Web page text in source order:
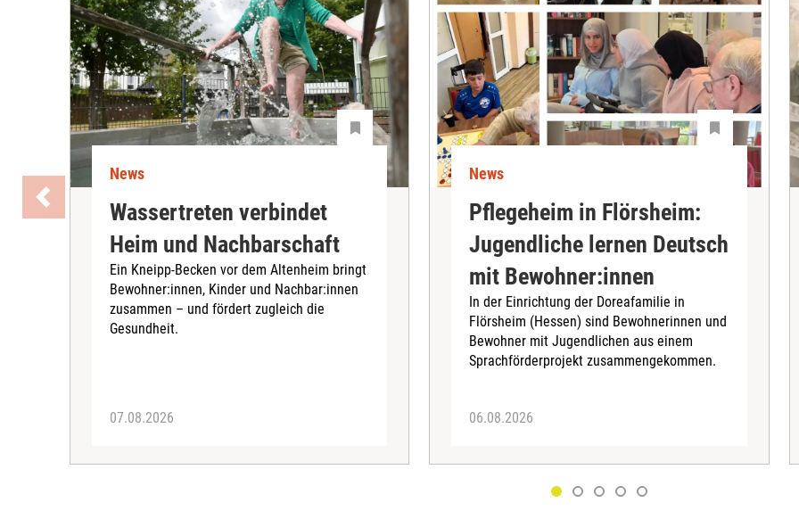
News
Wassertreten verbindet
Heim und Nachbarschaft
Ein Kneipp-Becken vor dem Altenheim bringt
Bewohner:innen, Kinder und Nachbar:innen
zusammen – und fördert zugleich die
Gesundheit.
07.08.2026
News
Pflegeheim in Flörsheim:
Jugendliche lernen Deutsch
mit Bewohner:innen
In der Einrichtung der Doreafamilie in
Flörsheim (Hessen) sind Bewohnerinnen und
Bewohner mit Jugendlichen aus einem
Sprachförderprojekt zusammengekommen.
06.08.2026